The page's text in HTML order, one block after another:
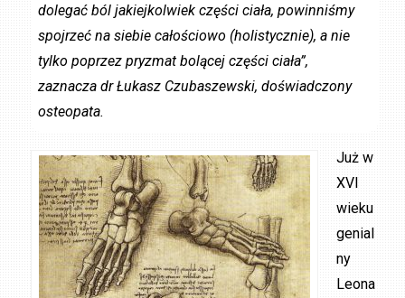
dolegać ból jakiejkolwiek części ciała, powinniśmy
spojrzeć na siebie całościowo (holistycznie), a nie
tylko poprzez pryzmat bolącej części ciała”,
zaznacza dr Łukasz Czubaszewski, doświadczony
osteopata.
Już w
XVI
wieku
genial
ny
Leona